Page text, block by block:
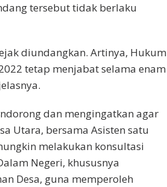
tersebut tidak berlaku
diundangkan. Artinya, Hukum
tetap menjabat selama enam
dan mengingatkan agar
Utara, bersama Asisten satu
melakukan konsultasi
Negeri, khususnya
Desa, guna memperoleh